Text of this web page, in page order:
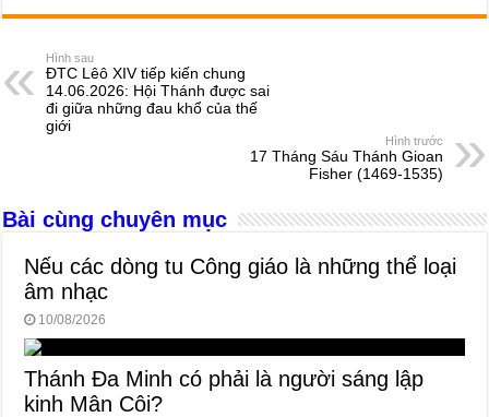
c
e
b
o
ss
n
g
at
s
A
p
e
d
s
er ail ar
Hình sau
ĐTC Lêô XIV tiếp kiến chung
14.06.2026: Hội Thánh được sai
đi giữa những đau khổ của thế
giới
Hình trước
17 Tháng Sáu Thánh Gioan
Fisher (1469-1535)
Bài cùng chuyên mục
Nếu các dòng tu Công giáo là những thể loại
âm nhạc
10/08/2026
Thánh Đa Minh có phải là người sáng lập
kinh Mân Côi?